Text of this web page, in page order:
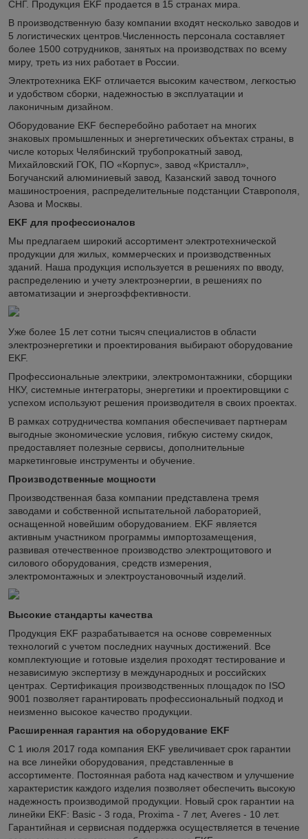
СНГ. Продукция EKF продается в 15 странах мира.
В производственную базу компании входят несколько заводов и
5 логистических центров.Численность персонала составляет
более 1500 сотрудников, занятых на производствах по всему
миру, треть из них работает в России.
Электротехника EKF отличается высоким качеством, легкостью
и удобством сборки, надежностью в эксплуатации и
лаконичным дизайном.
Оборудование EKF бесперебойно работает на многих
знаковых промышленных и энергетических объектах страны, в
числе которых Челябинский трубопрокатный завод,
Михайловский ГОК, ПО «Корпус», завод «Кристалл»,
Богучанский алюминиевый завод, Казанский завод точного
машиностроения, распределительные подстанции Ставрополя,
Азова и Москвы.
EKF для профессионалов
Мы предлагаем широкий ассортимент электротехнической
продукции для жилых, коммерческих и производственных
зданий. Наша продукция используется в решениях по вводу,
распределению и учету электроэнергии, в решениях по
автоматизации и энергоэффективности.
Уже более 15 лет сотни тысяч специалистов в области
электроэнергетики и проектирования выбирают оборудование
EKF.
Профессиональные электрики, электромонтажники, сборщики
НКУ, системные интеграторы, энергетики и проектировщики с
успехом используют решения производителя в своих проектах.
В рамках сотрудничества компания обеспечивает партнерам
выгодные экономические условия, гибкую систему скидок,
предоставляет полезные сервисы, дополнительные
маркетинговые инструменты и обучение.
Производственные мощности
Производственная база компании представлена тремя
заводами и собственной испытательной лабораторией,
оснащенной новейшим оборудованием. EKF является
активным участником программы импортозамещения,
развивая отечественное производство электрощитового и
силового оборудования, средств измерения,
электромонтажных и электроустановочный изделий.
Высокие стандарты качества
Продукция EKF разрабатывается на основе современных
технологий с учетом последних научных достижений. Все
комплектующие и готовые изделия проходят тестирование и
независимую экспертизу в международных и российских
центрах. Сертификация производственных площадок по ISO
9001 позволяет гарантировать профессиональный подход и
неизменно высокое качество продукции.
Расширенная гарантия на оборудование EKF
С 1 июля 2017 года компания EKF увеличивает срок гарантии
на все линейки оборудования, представленные в
ассортименте. Постоянная работа над качеством и улучшение
характеристик каждого изделия позволяет обеспечить высокую
надежность производимой продукции. Новый срок гарантии на
линейки EKF: Basic - 3 года, Proxima - 7 лет, Averes - 10 лет.
Гарантийная и сервисная поддержка осуществляется в течение